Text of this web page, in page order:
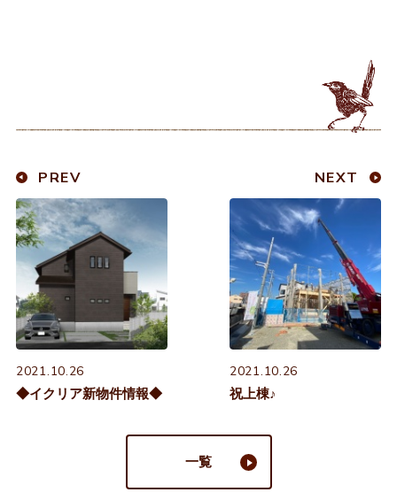
PREV
2021.10.26
◆イクリア新物件情報◆
NEXT
2021.10.26
祝上棟♪
一覧